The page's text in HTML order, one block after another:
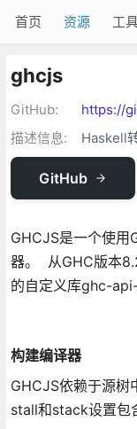
首页 资源 工
ghcjs
GitHub:
https://
描述信息:
Haskell
GitHub
GHCJS是一个使
器。 从GHC版本
的自定义库ghc-
构建编译器
GHCJS依赖于源树
stall和stack设置包